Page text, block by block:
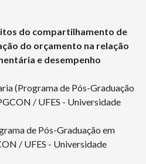
do compartilhamento de
do orçamento na relação
e desempenho
(Programa de Pós-Graduação
/ UFES - Universidade
de Pós-Graduação em
/ UFES - Universidade